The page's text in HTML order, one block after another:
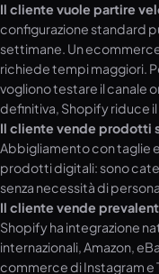
Il cliente vuole partire
configurazione standard
settimane. Un
richiede tempi maggiori.
vogliono testare il canale
definitiva, Shopify riduce
Il cliente vende prodotti
Abbigliamento con taglie
prodotti digitali: sono
senza necessità di
Il cliente vende
Shopify ha integrazione
internazionali, Amazon,
commerce di Instagram e